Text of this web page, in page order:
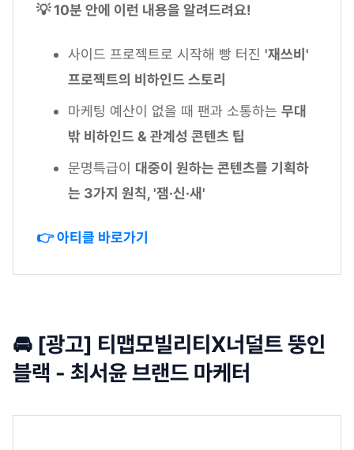
💡 10분 안에 이런 내용을 알려드려요!
사이드 프로젝트로 시작해 빵 터진 '재쓰비'
프로젝트의 비하인드 스토리
마케팅 예산이 없을 때 팬과 소통하는 무대
밖 비하인드 & 관계성 콘텐츠 팁
문명특급이 대중이 원하는 콘텐츠를 기획하
는 3가지 원칙, '잼·신·새'
👉 아티클 바로가기
🚘 [광고] 티맵모빌리티X너덜트 뚱인
블랙 - 최서윤 브랜드 마케터